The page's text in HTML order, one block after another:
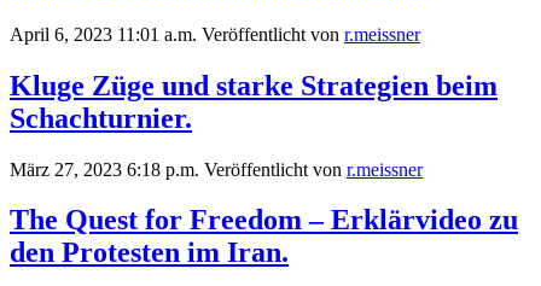
April 6, 2023 11:01 a.m. Veröffentlicht von r.meissner
Kluge Züge und starke Strategien beim
Schachturnier.
März 27, 2023 6:18 p.m. Veröffentlicht von r.meissner
The Quest for Freedom – Erklärvideo zu
den Protesten im Iran.